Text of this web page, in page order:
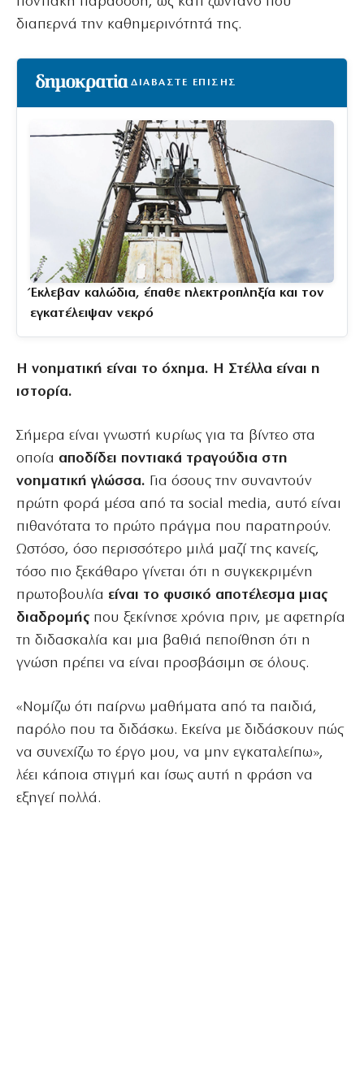
διαπερνά την καθημερινότητά της.
ΔΙΑΒΑΣΤΕ ΕΠΙΣΗΣ
Έκλεβαν καλώδια, έπαθε ηλεκτροπληξία και τον
εγκατέλειψαν νεκρό
Η νοηματική είναι το όχημα. Η Στέλλα είναι η
ιστορία.
Σήμερα είναι γνωστή κυρίως για τα βίντεο στα
οποία αποδίδει ποντιακά τραγούδια στη
νοηματική γλώσσα. Για όσους την συναντούν
πρώτη φορά μέσα από τα social media, αυτό είναι
πιθανότατα το πρώτο πράγμα που παρατηρούν.
Ωστόσο, όσο περισσότερο μιλά μαζί της κανείς,
τόσο πιο ξεκάθαρο γίνεται ότι η συγκεκριμένη
πρωτοβουλία είναι το φυσικό αποτέλεσμα μιας
διαδρομής που ξεκίνησε χρόνια πριν, με αφετηρία
τη διδασκαλία και μια βαθιά πεποίθηση ότι η
γνώση πρέπει να είναι προσβάσιμη σε όλους.
«Νομίζω ότι παίρνω μαθήματα από τα παιδιά,
παρόλο που τα διδάσκω. Εκείνα με διδάσκουν πώς
να συνεχίζω το έργο μου, να μην εγκαταλείπω»,
λέει κάποια στιγμή και ίσως αυτή η φράση να
εξηγεί πολλά.